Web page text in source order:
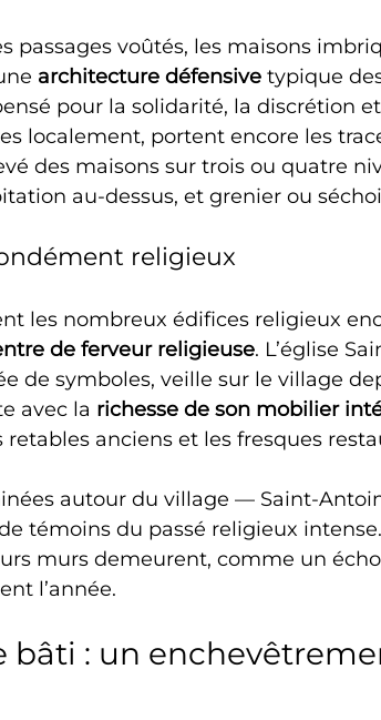
passages voûtés, les maisons
architecture défensive typique
pour la solidarité, la discrétion
localement, portent encore les
des maisons sur trois ou quatre
au-dessus, et grenier ou
religieux
les nombreux édifices religieux
de ferveur religieuse. L’église
de symboles, veille sur le village
avec la richesse de son mobilier
anciens et les fresques
autour du village — Saint-
témoins du passé religieux
murs demeurent, comme un
l’année.
bâti : un